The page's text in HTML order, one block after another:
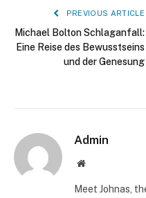
PREVIOUS ARTICLE
Michael Bolton Schlaganfall:
Eine Reise des Bewusstseins
und der Genesung
Admin
Website
Meet Johnas,